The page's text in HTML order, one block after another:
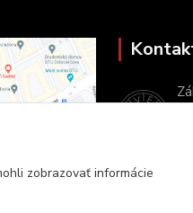
zobrazovať informácie